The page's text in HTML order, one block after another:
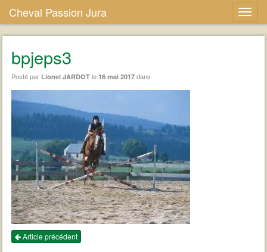
Cheval Passion Jura
bpjeps3
Posté par Lionel JARDOT le16 mai 2017 dans
Article précédent